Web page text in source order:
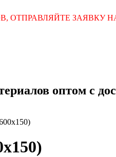
ОТПРАВЛЯЙТЕ ЗАЯВКУ
оптом с